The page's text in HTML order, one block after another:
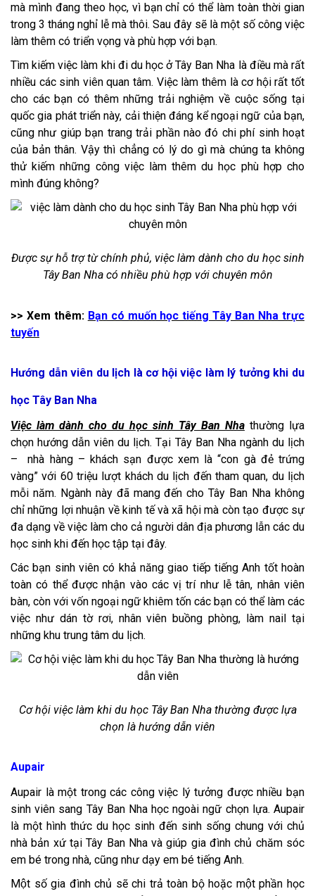
mà mình đang theo học, vì bạn chỉ có thể làm toàn thời gian
trong 3 tháng nghỉ lễ mà thôi. Sau đây sẽ là một số công việc
làm thêm có triển vọng và phù hợp với bạn.
Tìm kiếm việc làm khi đi du học ở Tây Ban Nha là điều mà rất
nhiều các sinh viên quan tâm. Việc làm thêm là cơ hội rất tốt
cho các bạn có thêm những trải nghiệm về cuộc sống tại
quốc gia phát triển này, cải thiện đáng kể ngoại ngữ của bạn,
cũng như giúp bạn trang trải phần nào đó chi phí sinh hoạt
của bản thân. Vậy thì chẳng có lý do gì mà chúng ta không
thử kiếm những công việc làm thêm du học phù hợp cho
mình đúng không?
Được sự hỗ trợ từ chính phủ, việc làm dành cho du học sinh
Tây Ban Nha có nhiều phù hợp với chuyên môn
>> Xem thêm: Bạn có muốn học tiếng Tây Ban Nha trực
tuyến
Hướng dẫn viên du lịch là cơ hội việc làm lý tưởng khi du
học Tây Ban Nha
Việc làm dành cho du học sinh Tây Ban Nha thường lựa
chọn hướng dẫn viên du lịch. Tại Tây Ban Nha ngành du lịch
– nhà hàng – khách sạn được xem là “con gà đẻ trứng
vàng” với 60 triệu lượt khách du lịch đến tham quan, du lịch
mỗi năm. Ngành này đã mang đến cho Tây Ban Nha không
chỉ những lợi nhuận về kinh tế và xã hội mà còn tạo được sự
đa dạng về việc làm cho cả người dân địa phương lẫn các du
học sinh khi đến học tập tại đây.
Các bạn sinh viên có khả năng giao tiếp tiếng Anh tốt hoàn
toàn có thể được nhận vào các vị trí như lễ tân, nhân viên
bàn, còn với vốn ngoại ngữ khiêm tốn các bạn có thể làm các
việc như dán tờ rơi, nhân viên buồng phòng, làm nail tại
những khu trung tâm du lịch.
Cơ hội việc làm khi du học Tây Ban Nha thường được lựa
chọn là hướng dẫn viên
Aupair
Aupair là một trong các công việc lý tưởng được nhiều bạn
sinh viên sang Tây Ban Nha học ngoài ngữ chọn lựa. Aupair
là một hình thức du học sinh đến sinh sống chung với chủ
nhà bản xứ tại Tây Ban Nha và giúp gia đình chủ chăm sóc
em bé trong nhà, cũng như dạy em bé tiếng Anh.
Một số gia đình chủ sẽ chi trả toàn bộ hoặc một phần học